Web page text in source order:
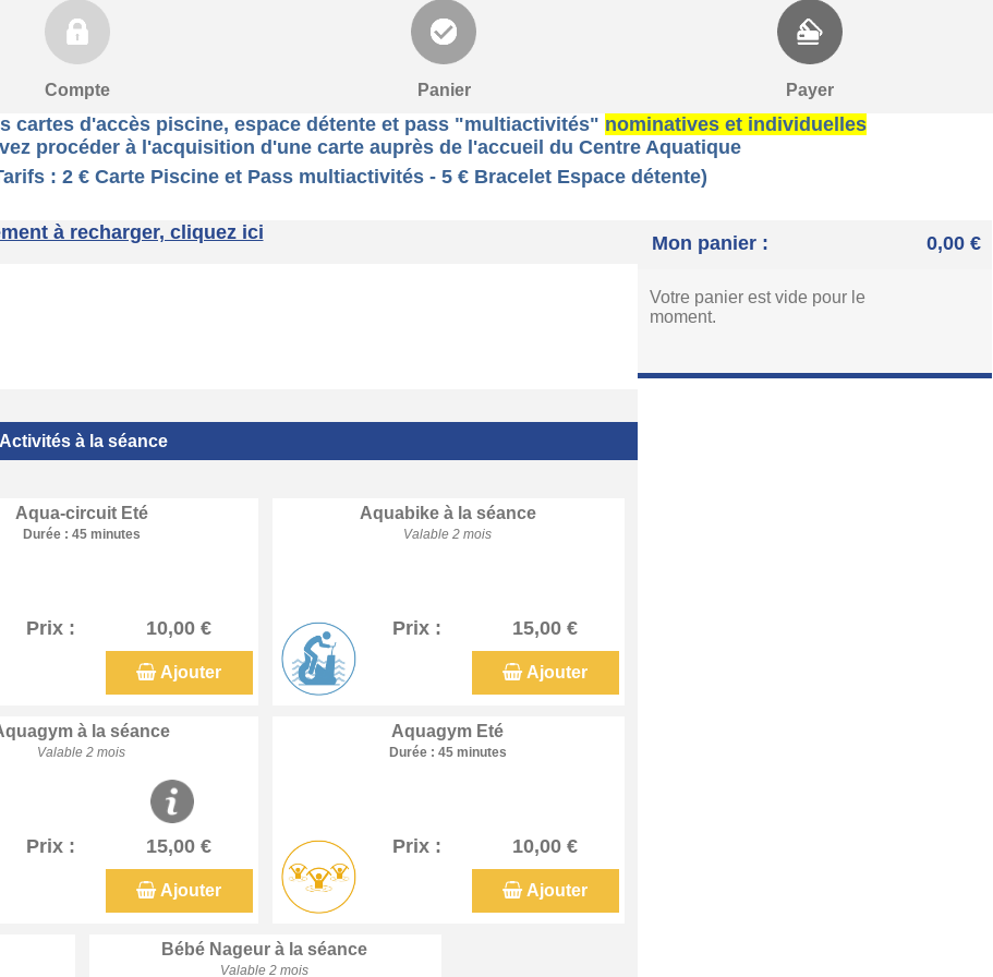
Compte Panier Payer
cartes d'accès piscine, espace détente et pass "multiactivités" nominatives et individuelles
procéder à l'acquisition d'une carte auprès de l'accueil du Centre Aquatique
multiactivités - 5 € Bracelet Espace détente)
à recharger, cliquez ici
Activités à la séance
Aqua-circuit Eté
Durée : 45 minutes
Prix : 10,00 €
Ajouter
Aquabike à la séance
Valable 2 mois
Prix : 15,00 €
Ajouter
à la séance
Valable 2 mois
Prix : 15,00 €
Ajouter
Aquagym Eté
Durée : 45 minutes
Prix : 10,00 €
Ajouter
Bébé Nageur à la séance
Valable 2 mois
Mon panier : 0,00 €
Votre panier est vide pour le
moment.